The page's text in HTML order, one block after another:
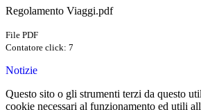
Regolamento Viaggi.pdf
File PDF
Contatore click: 7
Notizie
Questo sito o gli strumenti terzi da questo
cookie necessari al funzionamento ed utili